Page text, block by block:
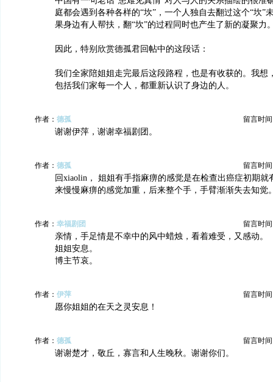
庭都会遇到各种各样的“坎”，一个人独自去翻过这个“坎”
果身边有人帮扶，翻“坎”的过程同时也产生了新的凝聚力
因此，特别欣赏德孤君回帖中的这段话：
我们全家陪姐姐走完最后这段路程，也是有收获的。我想
包括我们家每一个人，都重新认识了身边的人。
作者： 德孤 留言时间
谢谢伊萍，谢谢幸福剧团。
作者： 德孤 留言时间
回xiaolin， 姐姐有手指麻痹的感觉是在检查出癌症初期就
来慢慢麻痹的感觉加重，后来整个手，手臂渐渐失去知觉
作者： 幸福剧团 留言时间
亲情，手足情是不幸中的风中蜡烛，看着难受，又感动。
姐姐安息。
博主节哀。
作者： 伊萍 留言时间
愿你姐姐的在天之灵安息！
作者： 德孤 留言时间
谢谢楚才，敬丘，寡言和人生晚秋。谢谢你们。